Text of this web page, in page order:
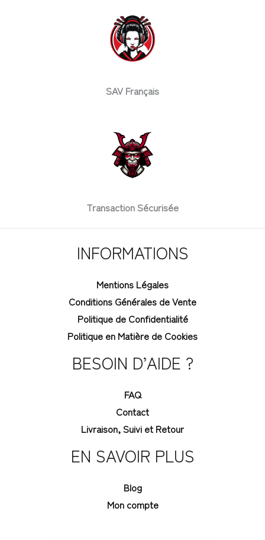
SAV Français
Transaction Sécurisée
INFORMATIONS
Mentions Légales
Conditions Générales de Vente
Politique de Confidentialité
Politique en Matière de Cookies
BESOIN D’AIDE ?
FAQ
Contact
Livraison, Suivi et Retour
EN SAVOIR PLUS
Blog
Mon compte